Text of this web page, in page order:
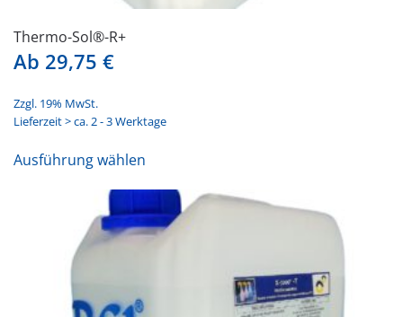
Thermo-Sol®-R+
Ab 29,75 €
Zzgl. 19% MwSt.
Lieferzeit > ca. 2 - 3 Werktage
Ausführung wählen
weist
mehrere
Varianten